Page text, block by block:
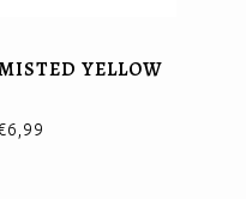
YELLOW